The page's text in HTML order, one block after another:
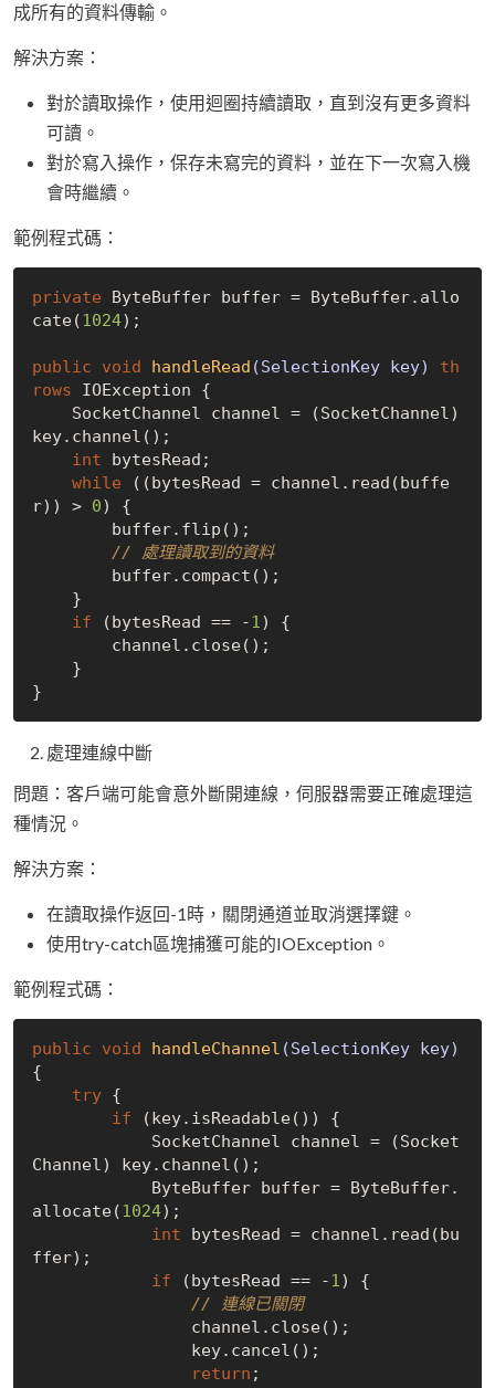
成所有的資料傳輸。
解決方案：
對於讀取操作，使用迴圈持續讀取，直到沒有更多資料
可讀。
對於寫入操作，保存未寫完的資料，並在下一次寫入機
會時繼續。
範例程式碼：
private ByteBuffer buffer = ByteBuffer.allo
cate(1024);
public void handleRead (SelectionKey key)
th
rows IOException {
key.channel();
int bytesRead;
while ((bytesRead = channel.read(buffe
r)) > 0) {
// 處理讀取到的資料
if (bytesRead == -1) {
處理連線中斷
問題：客戶端可能會意外斷開連線，伺服器需要正確處理這
種情況。
解決方案：
在讀取操作返回-1時，關閉通道並取消選擇鍵。
使用try-catch區塊捕獲可能的IOException。
範例程式碼：
public void handleChannel (SelectionKey key)
{
try {
if (key.isReadable()) {
Channel) key.channel();
allocate(1024);
int bytesRead = channel.read(bu
ffer);
if (bytesRead == -1) {
// 連線已關閉
return ;